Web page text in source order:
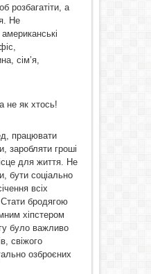
розбагатіти, а
Не
сім’я,
не як хтось!
працювати
заробляти гроші
для життя. Не
бути соціально
всіх
Стати бродягою
хіпстером
було важливо
свіжого
озброєних